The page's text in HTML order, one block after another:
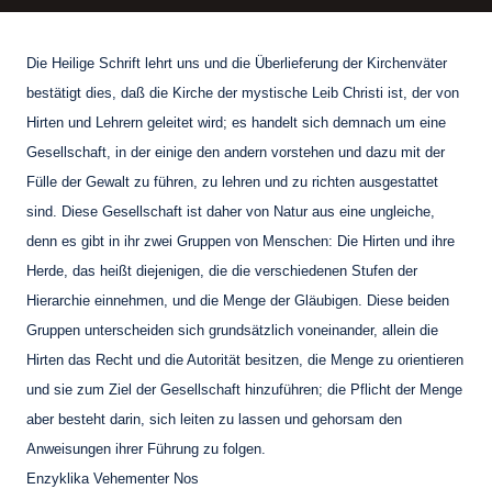
Die Heilige Schrift lehrt uns und die Überlieferung der Kirchenväter
bestätigt dies, daß die Kirche der mystische Leib Christi ist, der von
Hirten und Lehrern geleitet wird; es handelt sich demnach um eine
Gesellschaft, in der einige den andern vorstehen und dazu mit der
Fülle der Gewalt zu führen, zu lehren und zu richten ausgestattet
sind. Diese Gesellschaft ist daher von Natur aus eine ungleiche,
denn es gibt in ihr zwei Gruppen von Menschen: Die Hirten und ihre
Herde, das heißt diejenigen, die die verschiedenen Stufen der
Hierarchie einnehmen, und die Menge der Gläubigen. Diese beiden
Gruppen unterscheiden sich grundsätzlich voneinander, allein die
Hirten das Recht und die Autorität besitzen, die Menge zu orientieren
und sie zum Ziel der Gesellschaft hinzuführen; die Pflicht der Menge
aber besteht darin, sich leiten zu lassen und gehorsam den
Anweisungen ihrer Führung zu folgen.
Enzyklika Vehementer Nos